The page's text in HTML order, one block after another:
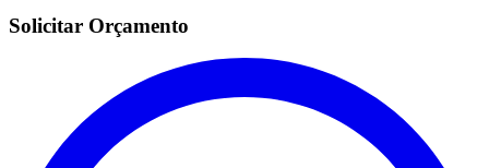
Solicitar Orçamento